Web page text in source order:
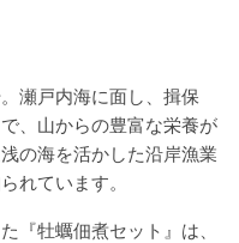
瀬戸内海に面し、揖保
、山からの豊富な栄養が
の海を活かした沿岸漁業
れています。
『牡蠣佃煮セット』は、